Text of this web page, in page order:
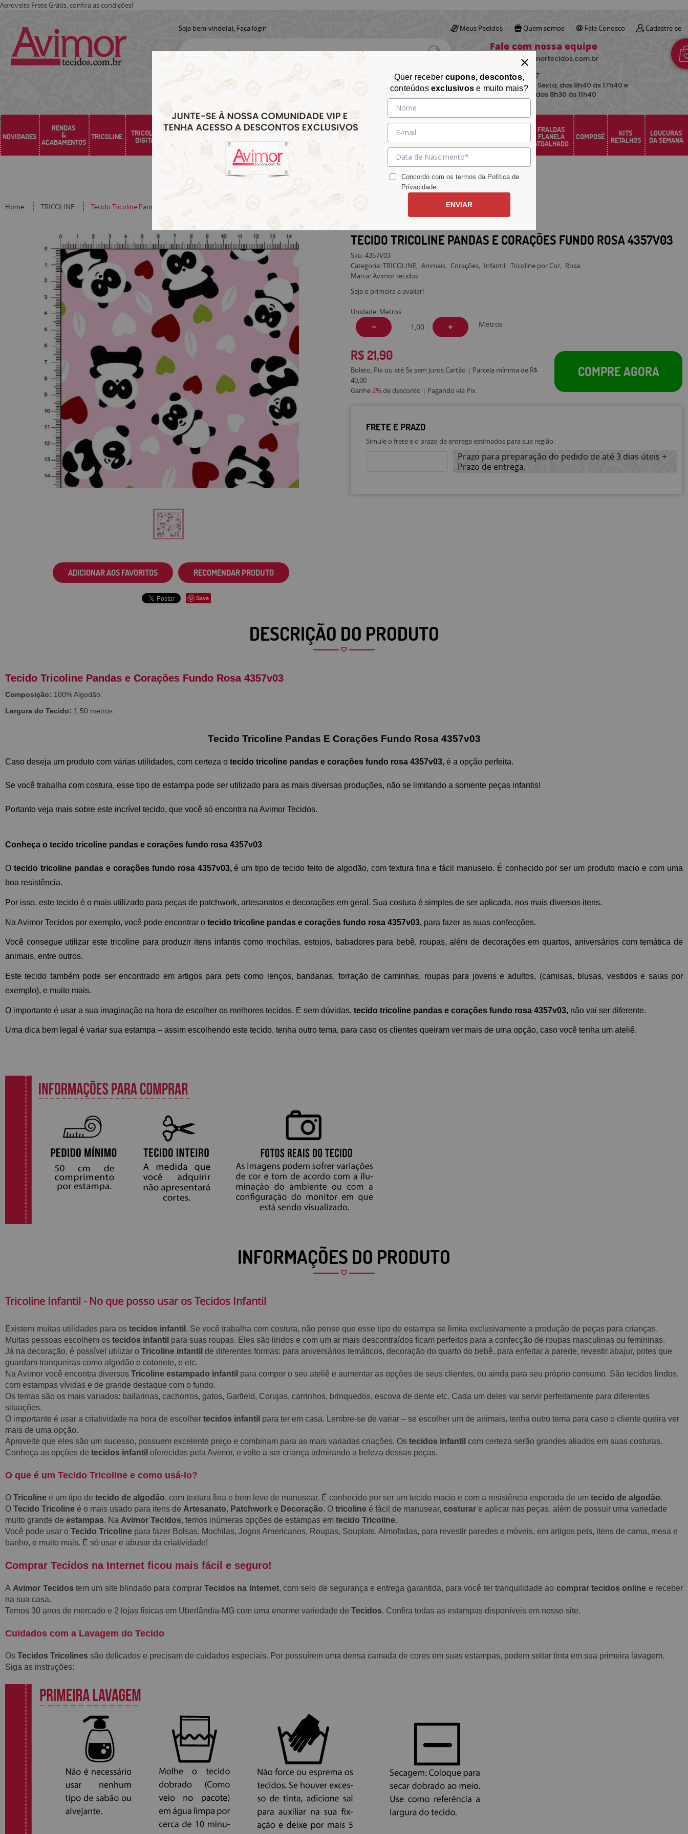
Aproveite Frete Grátis, confira as condições!
Seja bem-vindo(a), Faça login Meus Pedidos Quem somos Fale Conosco Cadastre-se
Fale com nossa equipe
contato@avimortecidos.com.br
(34)3219-5157
De Segunda a Sexta, das 8h40 às 17h40 e
aos sábados das 8h30 às 11h40
NOVIDADES
RENDAS
&
ACABAMENTOS
TRICOLINE TRICOLINE
DIGITAL
CHITA
CHITÃO
CROCHÊ
TRICÔ
TECIDOS E
MALHAS MATELASSÊ
AVIAMENTOS
ACESSÓRIOS DECORAÇÃO SANTA FÉ
FRALDAS
FLANELA
ATOALHADO
COMPOSÊ KITS
RETALHOS
LOUCURAS
DA SEMANA
Home TRICOLINE Tecido Tricoline Pandas e Corações Fundo Rosa 4357v03
ADICIONAR AOS FAVORITOS RECOMENDAR PRODUTO
Save
TECIDO TRICOLINE PANDAS E CORAÇÕES FUNDO ROSA 4357V03
Sku:4357V03
Categoria:TRICOLINE Animais Corações Infantil Tricoline por Cor
Rosa
Marca:Avimor tecidos
Seja o primeira a avaliar!
Unidade: Metros
Metros
R$ 21,90
Boleto, Pix ou até 5x sem juros Cartão | Parcela mínima de R$
40,00
Ganhe2% de desconto | Pagando via Pix.
COMPRE AGORA
FRETE E PRAZO
Simule o frete e o prazo de entrega estimados para sua região:
Prazo para preparação do pedido de até 3 dias úteis +
Prazo de entrega.
DESCRIÇÃO DO PRODUTO
Tecido Tricoline Pandas e Corações Fundo Rosa 4357v03
Composição: 100% Algodão.
Largura do Tecido: 1,50 metros
Tecido Tricoline Pandas E Corações Fundo Rosa 4357v03
Caso deseja um produto com várias utilidades, com certeza o tecido tricoline pandas e corações fundo rosa 4357v03, é a opção perfeita.
Se você trabalha com costura, esse tipo de estampa pode ser utilizado para as mais diversas produções, não se limitando a somente peças infantis!
Portanto veja mais sobre este incrível tecido, que você só encontra na Avimor Tecidos.
Conheça o tecido tricoline pandas e corações fundo rosa 4357v03
O tecido tricoline pandas e corações fundo rosa 4357v03, é um tipo de tecido feito de algodão, com textura fina e fácil manuseio. É conhecido por ser um produto macio e com uma
boa resistência.
Por isso, este tecido é o mais utilizado para peças de patchwork, artesanatos e decorações em geral. Sua costura é simples de ser aplicada, nos mais diversos itens.
Na Avimor Tecidos por exemplo, você pode encontrar o tecido tricoline pandas e corações fundo rosa 4357v03, para fazer as suas confecções.
Você consegue utilizar este tricoline para produzir itens infantis como mochilas, estojos, babadores para bebê, roupas, além de decorações em quartos, aniversários com temática de
animais, entre outros.
Este tecido também pode ser encontrado em artigos para pets como lenços, bandanas, forração de caminhas, roupas para jovens e adultos, (camisas, blusas, vestidos e saias por
exemplo), e muito mais.
O importante é usar a sua imaginação na hora de escolher os melhores tecidos. E sem dúvidas, tecido tricoline pandas e corações fundo rosa 4357v03, não vai ser diferente.
Uma dica bem legal é variar sua estampa – assim escolhendo este tecido, tenha outro tema, para caso os clientes queiram ver mais de uma opção, caso você tenha um ateliê.
INFORMAÇÕES DO PRODUTO
Tricoline Infantil - No que posso usar os Tecidos Infantil
Existem muitas utilidades para os tecidos infantil . Se você trabalha com costura, não pense que esse tipo de estampa se limita exclusivamente a produção de peças para crianças.
Muitas pessoas escolhem os tecidos infantil para suas roupas. Eles são lindos e com um ar mais descontraídos ficam perfeitos para a confecção de roupas masculinas ou femininas.
Já na decoração, é possível utilizar o Tricoline infantil de diferentes formas: para aniversários temáticos, decoração do quarto do bebê, para enfeitar a parede, revestir abajur, potes que
guardam tranqueiras como algodão e cotonete, e etc.
Na Avimor você encontra diversos Tricoline estampado infantil para compor o seu ateliê e aumentar as opções de seus clientes, ou ainda para seu próprio consumo. São tecidos lindos,
com estampas vívidas e de grande destaque com o fundo.
Os temas são os mais variados: bailarinas, cachorros, gatos, Garfield, Corujas, carrinhos, brinquedos, escova de dente etc. Cada um deles vai servir perfeitamente para diferentes
situações.
O importante é usar a criatividade na hora de escolher tecidos infantil para ter em casa. Lembre-se de variar – se escolher um de animais, tenha outro tema para caso o cliente queira ver
mais de uma opção.
Aproveite que eles são um sucesso, possuem excelente preço e combinam para as mais variadas criações. Os tecidos infantil com certeza serão grandes aliados em suas costuras.
Conheça as opções de tecidos infantil oferecidas pela Avimor, e volte a ser criança admirando a beleza dessas peças.
O que é um Tecido Tricoline e como usá-lo?
O Tricoline é um tipo de tecido de algodão, com textura fina e bem leve de manusear. É conhecido por ser um tecido macio e com a resistência esperada de um tecido de algodão.
O Tecido Tricoline é o mais usado para itens de Artesanato, Patchwork e Decoração. O tricoline é fácil de manusear, costurar e aplicar nas peças, além de possuir uma variedade
muito grande de estampas. Na Avimor Tecidos, temos inúmeras opções de estampas em tecido Tricoline.
Você pode usar o Tecido Tricoline para fazer Bolsas, Mochilas, Jogos Americanos, Roupas, Souplats, Almofadas, para revestir paredes e móveis, em artigos pets, itens de cama, mesa e
banho, e muito mais. É só usar e abusar da criatividade!
Comprar Tecidos na Internet ficou mais fácil e seguro!
A Avimor Tecidos tem um site blindado para comprar Tecidos na Internet, com selo de segurança e entrega garantida, para você ter tranquilidade ao comprar tecidos online e receber
na sua casa.
Temos 30 anos de mercado e 2 lojas físicas em Uberlândia-MG com uma enorme variedade de Tecidos. Confira todas as estampas disponíveis em nosso site.
Cuidados com a Lavagem do Tecido
Os Tecidos Tricolines são delicados e precisam de cuidados especiais. Por possuírem uma densa camada de cores em suas estampas, podem soltar tinta em sua primeira lavagem.
Siga as instruções:
Quer receber cupons, descontos,
conteúdosexclusivose muito mais?
Concordo com os termos da Política de
Privacidade
ENVIAR